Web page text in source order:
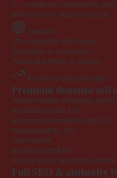
it — equity you can keep by
time someone reads it out loud.
Great for
301 redirect for SEO equity
Newsletter or community
Personal portfolio or agency
Recent comparable sales
Premium domains sell
A small sample of recently sold
sharkweb.com$1,476
welcomebackinitiative.org$510
lloveusa.com$1,213
nila.org$456
grsglobal.com$404
Source: public secondary-
Full SEO & authority